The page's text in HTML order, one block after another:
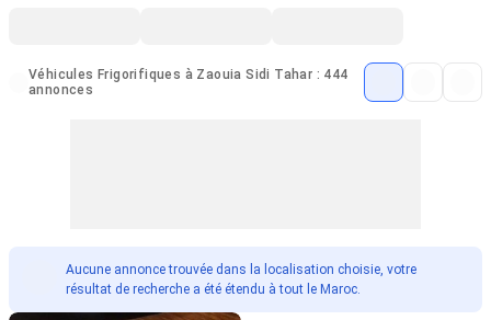
Véhicules Frigorifiques à Zaouia Sidi Tahar : 444
annonces
Aucune annonce trouvée dans la localisation choisie, votre
résultat de recherche a été étendu à tout le Maroc.